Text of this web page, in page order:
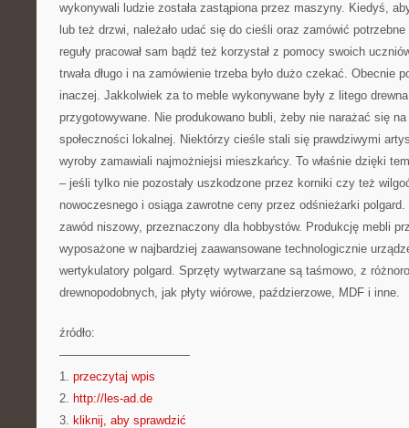
wykonywali ludzie została zastąpiona przez maszyny. Kiedyś,
lub też drzwi, należało udać się do cieśli oraz zamówić
reguły pracował sam bądź też korzystał z pomocy swoich
trwała długo i na zamówienie trzeba było dużo czekać. Obecnie
inaczej. Jakkolwiek za to meble wykonywane były z litego
przygotowywane. Nie produkowano bubli, żeby nie narażać się
społeczności lokalnej. Niektórzy cieśle stali się prawdziwymi
wyroby zamawiali najmożniejsi mieszkańcy. To właśnie dzięki
– jeśli tylko nie pozostały uszkodzone przez korniki czy też
nowoczesnego i osiąga zawrotne ceny przez odśnieżarki
zawód niszowy, przeznaczony dla hobbystów. Produkcję mebli
wyposażone w najbardziej zaawansowane technologicznie
wertykulatory polgard. Sprzęty wytwarzane są taśmowo, z
drewnopodobnych, jak płyty wiórowe, paździerzowe, MDF i inne.
źródło:
———————————
1. przeczytaj wpis
2. http://les-ad.de
3. kliknij, aby sprawdzić